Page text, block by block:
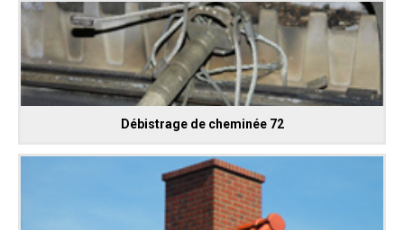
Débistrage de cheminée 72